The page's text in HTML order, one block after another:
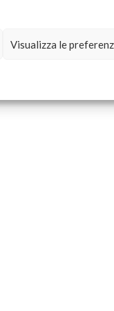
Visualizza le